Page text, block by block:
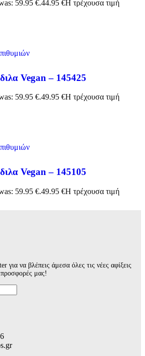
59.95 €.44.95 €Η τρέχουσα τιμή
Vegan – 145425
59.95 €.49.95 €Η τρέχουσα τιμή
Vegan – 145105
59.95 €.49.95 €Η τρέχουσα τιμή
για να βλέπεις άμεσα όλες τις νέες αφίξεις
προσφορές μας!